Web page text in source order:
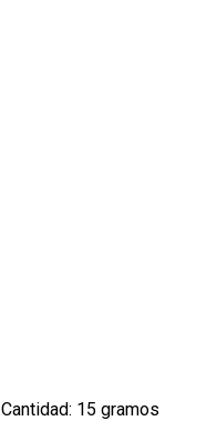
Cantidad: 15 gramos